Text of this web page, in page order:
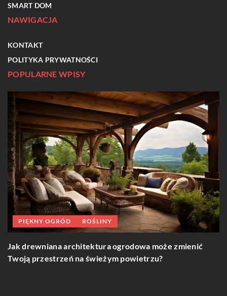
SMART DOM
NAWIGACJA
KONTAKT
POLITYKA PRYWATNOŚCI
POPULARNE WPISY
PIĘKNY OGRÓD ROŚLINY
Jak drewniana architektura ogrodowa może zmienić
Twoją przestrzeń na świeżym powietrzu?